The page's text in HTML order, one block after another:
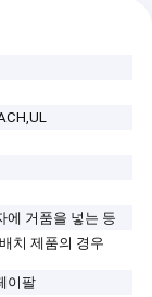
에 거품을 넣는 등
치 제품의 경우
이팔